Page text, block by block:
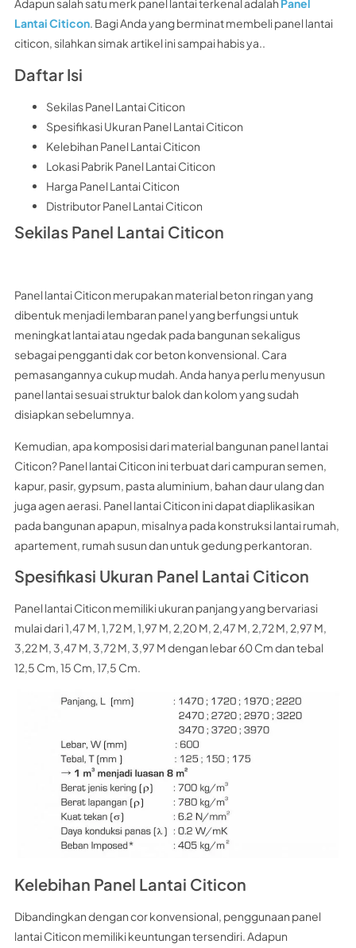
Adapun salah satu merk panel lantai terkenal adalah Panel
Lantai Citicon. Bagi Anda yang berminat membeli panel lantai
citicon, silahkan simak artikel ini sampai habis ya..
Daftar Isi
Sekilas Panel Lantai Citicon
Spesifikasi Ukuran Panel Lantai Citicon
Kelebihan Panel Lantai Citicon
Lokasi Pabrik Panel Lantai Citicon
Harga Panel Lantai Citicon
Distributor Panel Lantai Citicon
Sekilas Panel Lantai Citicon
Panel lantai Citicon merupakan material beton ringan yang
dibentuk menjadi lembaran panel yang berfungsi untuk
meningkat lantai atau ngedak pada bangunan sekaligus
sebagai pengganti dak cor beton konvensional. Cara
pemasangannya cukup mudah. Anda hanya perlu menyusun
panel lantai sesuai struktur balok dan kolom yang sudah
disiapkan sebelumnya.
Kemudian, apa komposisi dari material bangunan panel lantai
Citicon? Panel lantai Citicon ini terbuat dari campuran semen,
kapur, pasir, gypsum, pasta aluminium, bahan daur ulang dan
juga agen aerasi. Panel lantai Citicon ini dapat diaplikasikan
pada bangunan apapun, misalnya pada konstruksi lantai rumah,
apartement, rumah susun dan untuk gedung perkantoran.
Spesifikasi Ukuran Panel Lantai Citicon
Panel lantai Citicon memiliki ukuran panjang yang bervariasi
mulai dari 1,47 M, 1,72 M, 1,97 M, 2,20 M, 2,47 M, 2,72 M, 2,97 M,
3,22 M, 3,47 M, 3,72 M, 3,97 M dengan lebar 60 Cm dan tebal
12,5 Cm, 15 Cm, 17,5 Cm.
Kelebihan Panel Lantai Citicon
Dibandingkan dengan cor konvensional, penggunaan panel
lantai Citicon memiliki keuntungan tersendiri. Adapun